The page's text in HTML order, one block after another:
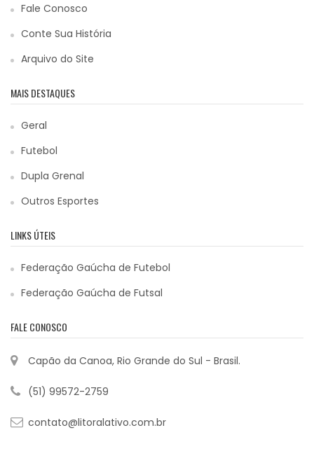
Fale Conosco
Conte Sua História
Arquivo do Site
MAIS DESTAQUES
Geral
Futebol
Dupla Grenal
Outros Esportes
LINKS ÚTEIS
Federação Gaúcha de Futebol
Federação Gaúcha de Futsal
FALE CONOSCO
Capão da Canoa, Rio Grande do Sul - Brasil.
(51) 99572-2759
contato@litoralativo.com.br